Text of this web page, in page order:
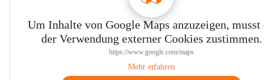
Um Inhalte von Google Maps anzuzeigen, musst
der Verwendung externer Cookies zustimmen.
https://www.google.com/maps
Mehr erfahren